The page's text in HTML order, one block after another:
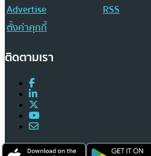
Advertise
RSS
ตั้งค่าคุกกี้
ติดตามเรา